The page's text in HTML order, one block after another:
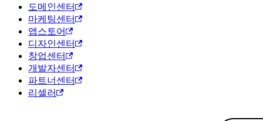
도메인센터
마케팅센터
앱스토어
디자인센터
창업센터
개발자센터
파트너센터
리셀러